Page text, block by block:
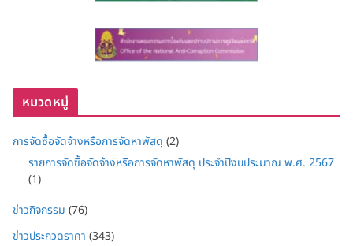
หมวดหมู่
การจัดซื้อจัดจ้างหรือการจัดหาพัสดุ (2)
รายการจัดซื้อจัดจ้างหรือการจัดหาพัสดุ ประจำปีงบประมาณ พ.ศ. 2567
(1)
ข่าวกิจกรรม (76)
ข่าวประกวดราคา (343)